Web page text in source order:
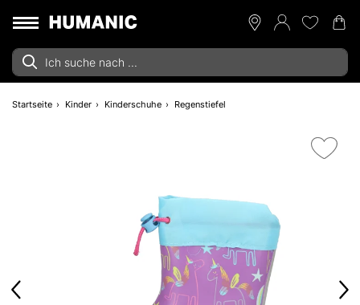
Startseite Kinder Kinderschuhe Regenstiefel